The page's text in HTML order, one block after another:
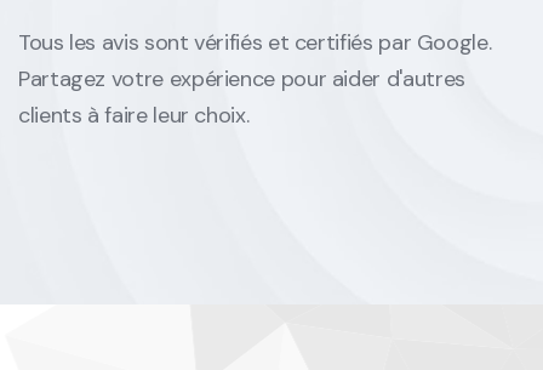
Tous les avis sont vérifiés et certifiés par Google.
Partagez votre expérience pour aider d'autres
clients à faire leur choix.